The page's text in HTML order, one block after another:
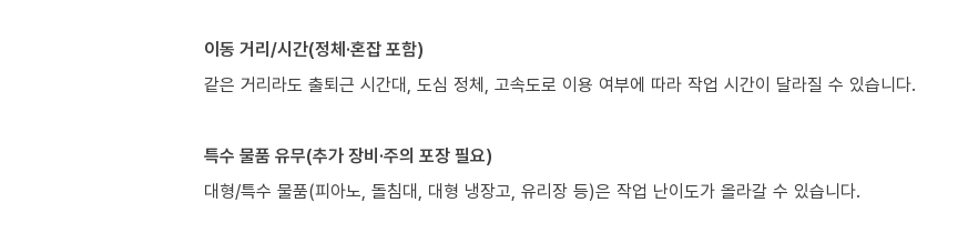
이동 거리/시간(정체·혼잡 포함)
같은 거리라도 출퇴근 시간대, 도심 정체, 고속도로 이용 여부에 따라 작업 시간이 달라질 수 있습니다.
특수 물품 유무(추가 장비·주의 포장 필요)
대형/특수 물품(피아노, 돌침대, 대형 냉장고, 유리장 등)은 작업 난이도가 올라갈 수 있습니다.